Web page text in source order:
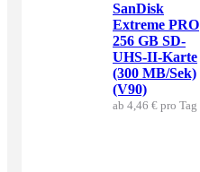
SanDisk
Extreme PRO
256 GB SD-
UHS-II-Karte
(300 MB/Sek)
(V90)
ab 4,46 € pro Tag